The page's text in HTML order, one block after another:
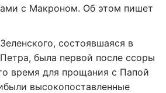
с Макроном. Об этом пишет
состоявшаяся в
была первой после ссоры
время для прощания с Папой
высокопоставленные